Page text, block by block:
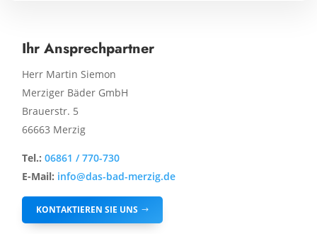
Ihr Ansprechpartner
Herr Martin Siemon
Merziger Bäder GmbH
Brauerstr. 5
66663 Merzig
Tel.: 06861 / 770-730
E-Mail: info@das-bad-merzig.de
KONTAKTIEREN SIE UNS